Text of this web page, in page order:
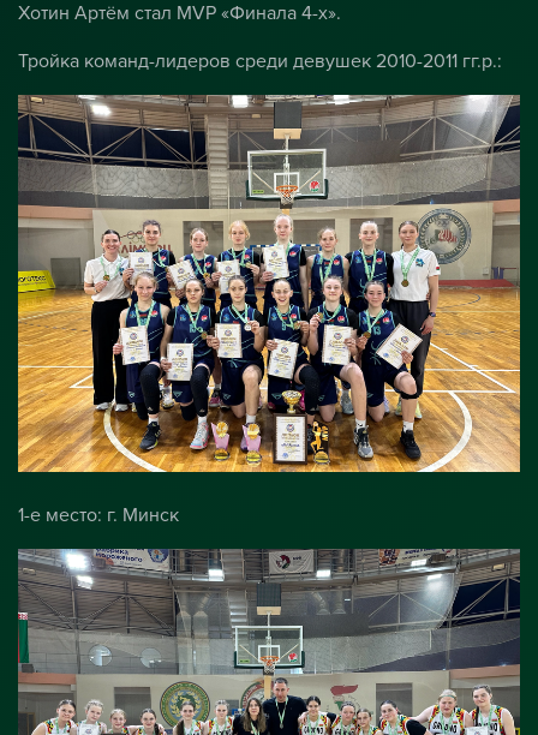
Хотин Артём стал MVP «Финала 4-х».
Тройка команд-лидеров среди девушек 2010-2011 гг.р.:
1-е место: г. Минск